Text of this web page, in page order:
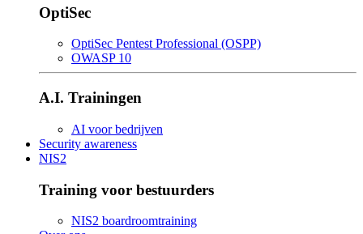
OptiSec
OptiSec Pentest Professional (OSPP)
OWASP 10
A.I. Trainingen
AI voor bedrijven
Security awareness
NIS2
Training voor bestuurders
NIS2 boardroomtraining